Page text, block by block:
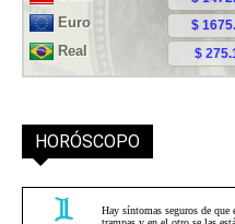
HORÓSCOPO